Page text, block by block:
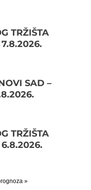
TRŽIŠTA
SAD –
TRŽIŠTA